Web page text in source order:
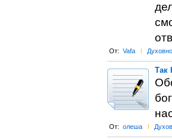
От: Vafa l
Так
От: олеша l